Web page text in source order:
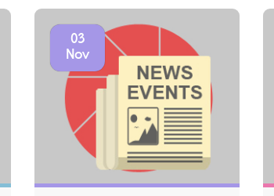
03
Nov